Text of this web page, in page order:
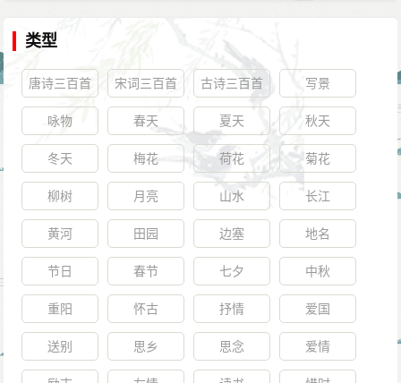
类型
唐诗三百首 宋词三百首 古诗三百首 写景
咏物 春天 夏天 秋天
冬天 梅花 荷花 菊花
柳树 月亮 山水 长江
黄河 田园 边塞 地名
节日 春节 七夕 中秋
重阳 怀古 抒情 爱国
送别 思乡 思念 爱情